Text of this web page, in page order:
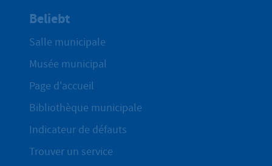
Beliebt
Salle municipale
Musée municipal
Page d'accueil
Bibliothèque municipale
Indicateur de défauts
Trouver un service